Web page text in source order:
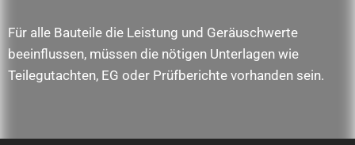
Für alle Bauteile die Leistung und Geräuschwerte
beeinflussen, müssen die nötigen Unterlagen wie
Teilegutachten, EG oder Prüfberichte vorhanden sein.